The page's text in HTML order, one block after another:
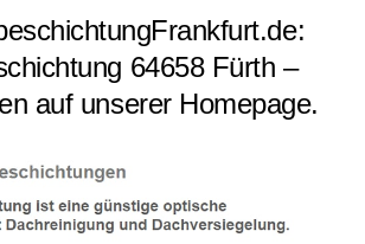
64658 Fürth –
auf unserer Homepage.